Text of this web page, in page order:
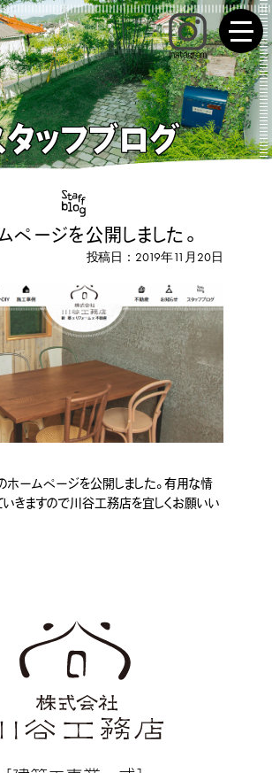
Instagram
タッフブログ
ページを公開しました。
投稿日：2019年11月20日
ホームページを公開しました。有用な情
きますので川谷工務店を宜しくお願いい